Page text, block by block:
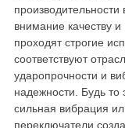
внимание качеству
проходят строгие
соответствуют
ударопрочности и
надежности. Будь то
сильная вибрация
переключатели